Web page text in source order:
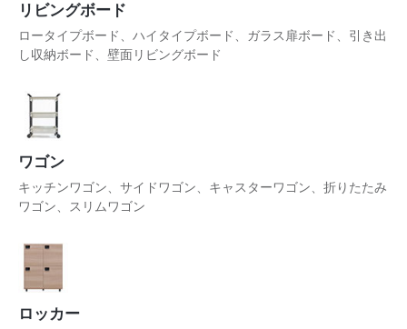
リビングボード
ロータイプボード、ハイタイプボード、ガラス扉ボード、引き出
し収納ボード、壁面リビングボード
ワゴン
キッチンワゴン、サイドワゴン、キャスターワゴン、折りたたみ
ワゴン、スリムワゴン
ロッカー